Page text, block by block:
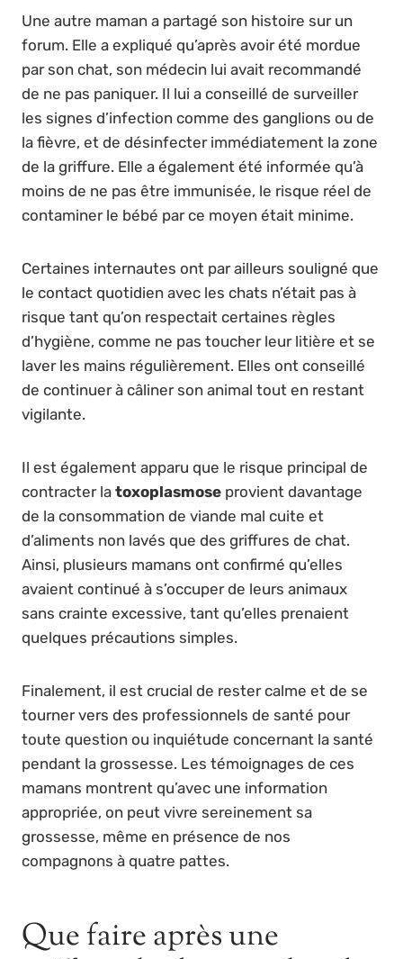
Une autre maman a partagé son histoire sur un
forum. Elle a expliqué qu’après avoir été mordue
par son chat, son médecin lui avait recommandé
de ne pas paniquer. Il lui a conseillé de surveiller
les signes d’infection comme des ganglions ou de
la fièvre, et de désinfecter immédiatement la zone
de la griffure. Elle a également été informée qu’à
moins de ne pas être immunisée, le risque réel de
contaminer le bébé par ce moyen était minime.
Certaines internautes ont par ailleurs souligné que
le contact quotidien avec les chats n’était pas à
risque tant qu’on respectait certaines règles
d’hygiène, comme ne pas toucher leur litière et se
laver les mains régulièrement. Elles ont conseillé
de continuer à câliner son animal tout en restant
vigilante.
Il est également apparu que le risque principal de
contracter la toxoplasmose provient davantage
de la consommation de viande mal cuite et
d’aliments non lavés que des griffures de chat.
Ainsi, plusieurs mamans ont confirmé qu’elles
avaient continué à s’occuper de leurs animaux
sans crainte excessive, tant qu’elles prenaient
quelques précautions simples.
Finalement, il est crucial de rester calme et de se
tourner vers des professionnels de santé pour
toute question ou inquiétude concernant la santé
pendant la grossesse. Les témoignages de ces
mamans montrent qu’avec une information
appropriée, on peut vivre sereinement sa
grossesse, même en présence de nos
compagnons à quatre pattes.
Que faire après une